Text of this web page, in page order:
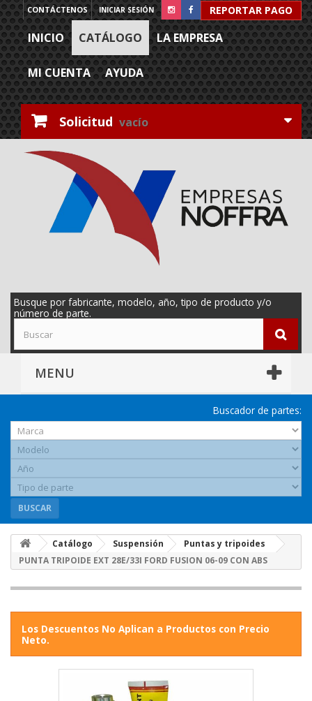
REPORTAR PAGO
INICIAR SESIÓN
CONTÁCTENOS
INICIO CATÁLOGO LA EMPRESA
MI CUENTA AYUDA
Solicitud vacío
Busque por fabricante, modelo, año, tipo de producto y/o
número de parte.
MENU
Buscador de partes:
BUSCAR
Catálogo Suspensión
Puntas y tripoides
PUNTA TRIPOIDE EXT 28E/33I FORD FUSION 06-09 CON ABS
Los Descuentos No Aplican a Productos con Precio
Neto.